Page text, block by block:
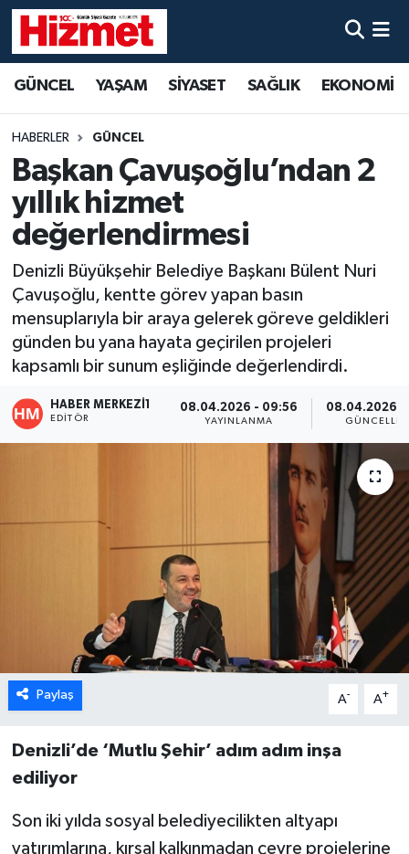
GÜNCEL YAŞAM SİYASET SAĞLIK EKONOMİ
HABERLER GÜNCEL
Başkan Çavuşoğlu’ndan 2
yıllık hizmet
değerlendirmesi
Denizli Büyükşehir Belediye Başkanı Bülent Nuri
Çavuşoğlu, kentte görev yapan basın
mensuplarıyla bir araya gelerek göreve geldikleri
günden bu yana hayata geçirilen projeleri
kapsamlı bir sunum eşliğinde değerlendirdi.
HABER MERKEZI1
EDITÖR
08.04.2026 - 09:56
YAYINLANMA
08.04.2026 -
Paylaş A- A+
Denizli’de ‘Mutlu Şehir’ adım adım inşa
ediliyor
Son iki yılda sosyal belediyecilikten altyapı
yatırımlarına, kırsal kalkınmadan çevre projelerine
YAŞAM
SİYASET
SAĞLIK
EKONOMİ
KÜLTÜR SANAT
SPOR
ÖZEL HABER
Denizli Hava Durumu
Denizli Trafik Yoğunluk Haritası
Süper Lig Puan Durumu ve Fikstür
Tüm Manşetler
Son Dakika Haberleri
Haber Arşivi